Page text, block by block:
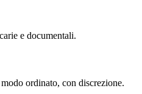
e documentali.
ordinato, con discrezione.